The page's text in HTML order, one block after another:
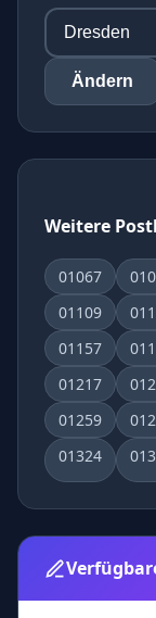
Ändern
Weitere
01067
01109
01157
01217
01259
01324